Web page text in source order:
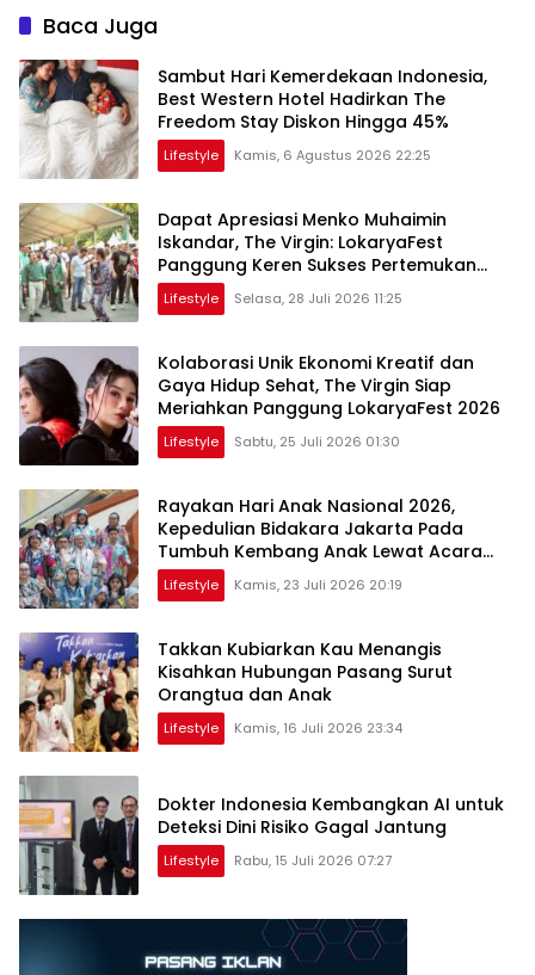
Baca Juga
Sambut Hari Kemerdekaan Indonesia,
Best Western Hotel Hadirkan The
Freedom Stay Diskon Hingga 45%
Lifestyle Kamis, 6 Agustus 2026 22:25
Dapat Apresiasi Menko Muhaimin
Iskandar, The Virgin: LokaryaFest
Panggung Keren Sukses Pertemukan
Kolaborasi Apik
Lifestyle Selasa, 28 Juli 2026 11:25
Kolaborasi Unik Ekonomi Kreatif dan
Gaya Hidup Sehat, The Virgin Siap
Meriahkan Panggung LokaryaFest 2026
Lifestyle Sabtu, 25 Juli 2026 01:30
Rayakan Hari Anak Nasional 2026,
Kepedulian Bidakara Jakarta Pada
Tumbuh Kembang Anak Lewat Acara
Where Hope Begins
Lifestyle Kamis, 23 Juli 2026 20:19
Takkan Kubiarkan Kau Menangis
Kisahkan Hubungan Pasang Surut
Orangtua dan Anak
Lifestyle Kamis, 16 Juli 2026 23:34
Dokter Indonesia Kembangkan AI untuk
Deteksi Dini Risiko Gagal Jantung
Lifestyle Rabu, 15 Juli 2026 07:27